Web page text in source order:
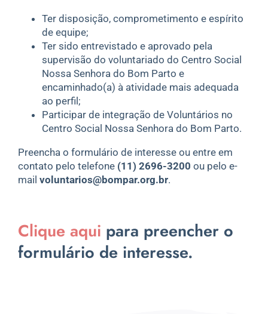
Ter disposição, comprometimento e espírito
de equipe;
Ter sido entrevistado e aprovado pela
supervisão do voluntariado do Centro Social
Nossa Senhora do Bom Parto e
encaminhado(a) à atividade mais adequada
ao perfil;
Participar de integração de Voluntários no
Centro Social Nossa Senhora do Bom Parto.
Preencha o formulário de interesse ou entre em
contato pelo telefone (11) 2696-3200 ou pelo e-
mail voluntarios@bompar.org.br.
Clique aqui para preencher o
formulário de interesse.